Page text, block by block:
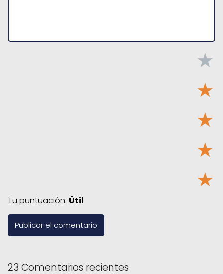
23 Comentarios recientes
★
★
★
★
★
Tu puntuación: Útil